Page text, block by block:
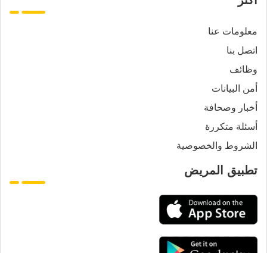
معلومات عنا
اتصل بنا
وظائف
أمن البيانات
أخبار وصحافة
أسئلة متكررة
الشروط والخصوصية
تطبيق المريض